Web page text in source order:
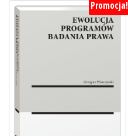
Promocja!